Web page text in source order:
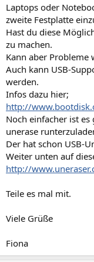
Laptops oder
zweite Festplatte
Hast du diese
zu machen.
Kann aber Probleme
Auch kann USB-
werden.
Infos dazu hier;
http://
Noch einfacher ist
unerase
Der hat schon USB-
Weiter unten auf
http://
Teile es mal mit.
Viele Grüße
Fiona